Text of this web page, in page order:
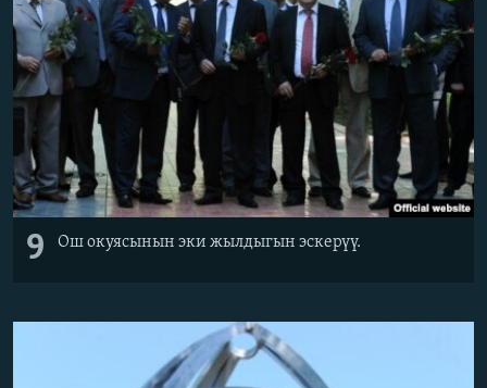
9 Ош окуясынын эки жылдыгын эскерүү.